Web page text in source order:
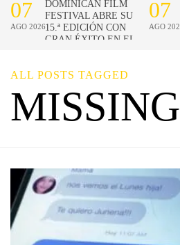
ALL POSTS TAGGED
MISSING